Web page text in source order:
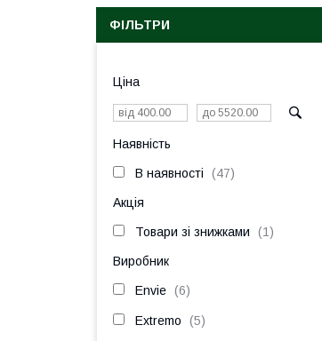
ФІЛЬТРИ
Ціна
Наявність
В наявності 47
Акція
Товари зі знижками 1
Виробник
Envie 6
Extremo 5